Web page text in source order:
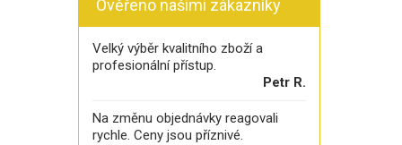
Ověřeno našimi zákazníky
Velký výběr kvalitního zboží a
profesionální přístup.
Petr R.
Na změnu objednávky reagovali
rychle. Ceny jsou příznivé.